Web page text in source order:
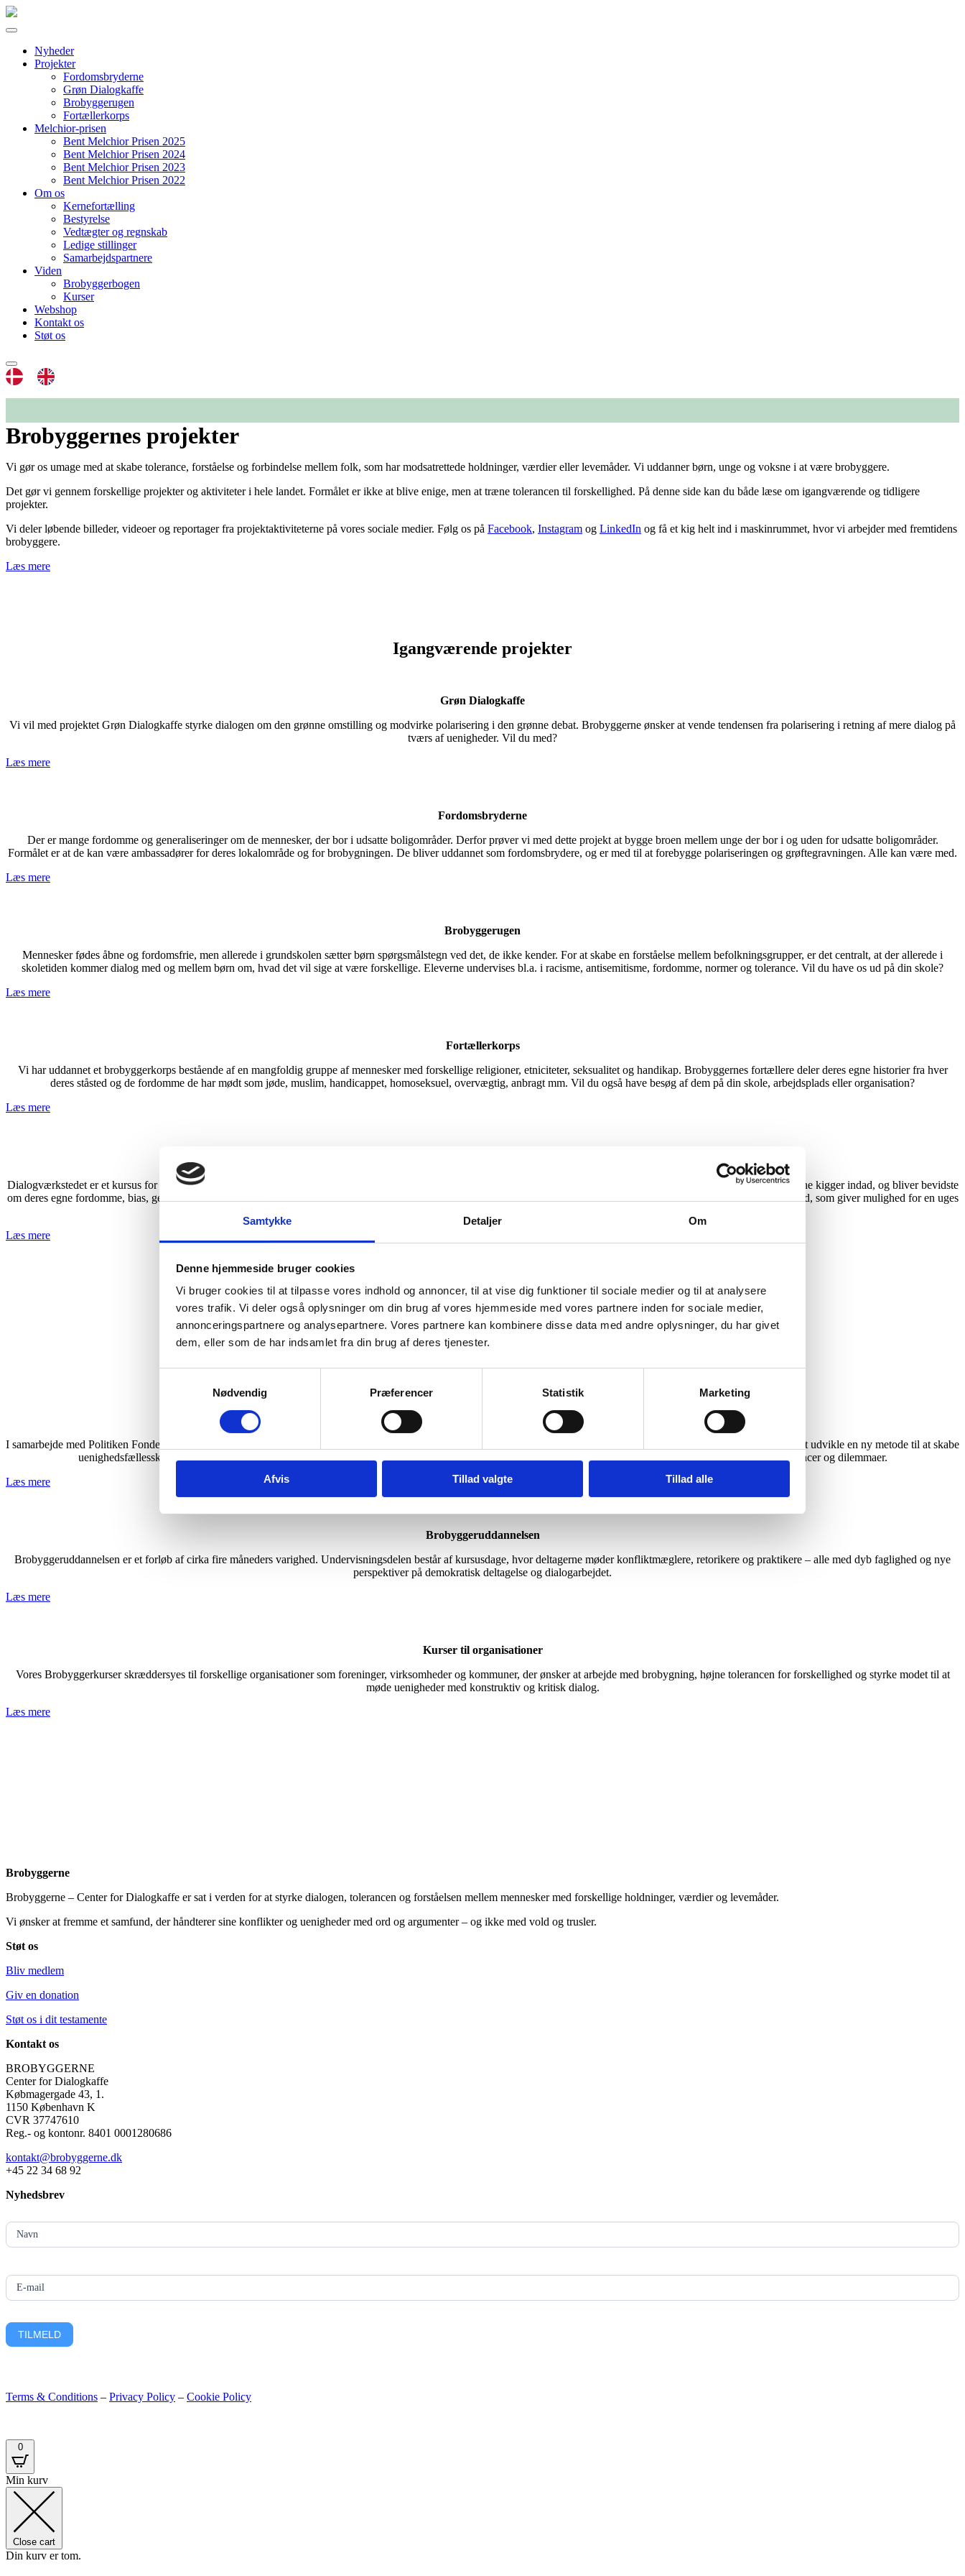
Samtykke Detaljer Om
Denne hjemmeside bruger cookies
Vi bruger cookies til at tilpasse vores indhold og annoncer, til at vise dig funktioner til sociale medier og til at analysere
vores trafik. Vi deler også oplysninger om din brug af vores hjemmeside med vores partnere inden for sociale medier,
annonceringspartnere og analysepartnere. Vores partnere kan kombinere disse data med andre oplysninger, du har givet
dem, eller som de har indsamlet fra din brug af deres tjenester.
Nødvendig
Præferencer Statistik Marketing
Afvis Tillad valgte Tillad alle
Nyheder
Projekter
Fordomsbryderne
Grøn Dialogkaffe
Brobyggerugen
Fortællerkorps
Melchior-prisen
Bent Melchior Prisen 2025
Bent Melchior Prisen 2024
Bent Melchior Prisen 2023
Bent Melchior Prisen 2022
Om os
Kernefortælling
Bestyrelse
Vedtægter og regnskab
Ledige stillinger
Samarbejdspartnere
Viden
Brobyggerbogen
Kurser
Webshop
Kontakt os
Støt os
Brobyggernes projekter
Vi gør os umage med at skabe tolerance, forståelse og forbindelse mellem folk, som har modsatrettede holdninger, værdier eller levemåder. Vi uddanner børn, unge og voksne i at være brobyggere.
Det gør vi gennem forskellige projekter og aktiviteter i hele landet. Formålet er ikke at blive enige, men at træne tolerancen til forskellighed. På denne side kan du både læse om igangværende og tidligere
projekter.
Vi deler løbende billeder, videoer og reportager fra projektaktiviteterne på vores sociale medier. Følg os på Facebook, Instagram og LinkedIn og få et kig helt ind i maskinrummet, hvor vi arbejder med fremtidens
brobyggere.
Læs mere
Igangværende projekter
Grøn Dialogkaffe
Vi vil med projektet Grøn Dialogkaffe styrke dialogen om den grønne omstilling og modvirke polarisering i den grønne debat. Brobyggerne ønsker at vende tendensen fra polarisering i retning af mere dialog på
tværs af uenigheder. Vil du med?
Læs mere
Fordomsbryderne
Der er mange fordomme og generaliseringer om de mennesker, der bor i udsatte boligområder. Derfor prøver vi med dette projekt at bygge broen mellem unge der bor i og uden for udsatte boligområder.
Formålet er at de kan være ambassadører for deres lokalområde og for brobygningen. De bliver uddannet som fordomsbrydere, og er med til at forebygge polariseringen og grøftegravningen. Alle kan være med.
Læs mere
Brobyggerugen
Mennesker fødes åbne og fordomsfrie, men allerede i grundskolen sætter børn spørgsmålstegn ved det, de ikke kender. For at skabe en forståelse mellem befolkningsgrupper, er det centralt, at der allerede i
skoletiden kommer dialog med og mellem børn om, hvad det vil sige at være forskellige. Eleverne undervises bl.a. i racisme, antisemitisme, fordomme, normer og tolerance. Vil du have os ud på din skole?
Læs mere
Fortællerkorps
Vi har uddannet et brobyggerkorps bestående af en mangfoldig gruppe af mennesker med forskellige religioner, etniciteter, seksualitet og handikap. Brobyggernes fortællere deler deres egne historier fra hver
deres ståsted og de fordomme de har mødt som jøde, muslim, handicappet, homoseksuel, overvægtig, anbragt mm. Vil du også have besøg af dem på din skole, arbejdsplads eller organisation?
Læs mere
Dialogværkstedet er et kursus for grundskolelærere, der ønsker kompetencer i at styrke dialogen og skabe rum for samtale om svære emner i klasseværelset. Formålet er at lærerne kigger indad, og bliver bevidste
om deres egne fordomme, bias, generaliseringer og dialogiske kompetencer. Efter kurset er lærerne klædt på til at anvende Brobyggerugens undervisningsmaterialer på egen hånd, som giver mulighed for en uges
Læs mere
Tidligere projekter
I samarbejde med Politiken Fonden inviterede vi i efteråret 2020 toneangivende opinionsdannere til at gentænke måden, vi diskuterer i de debatter, som splitter os. Formålet var at udvikle en ny metode til at skabe
uenighedsfællesskaber, hvor fokus var på det, der samler os. Brobyggerprincipperne skabte et inkluderende og engagerende publikum, hvor der var plads til nuancer og dilemmaer.
Læs mere
Brobyggeruddannelsen
Brobyggeruddannelsen er et forløb af cirka fire måneders varighed. Undervisningsdelen består af kursusdage, hvor deltagerne møder konfliktmæglere, retorikere og praktikere – alle med dyb faglighed og nye
perspektiver på demokratisk deltagelse og dialogarbejdet.
Læs mere
Kurser til organisationer
Vores Brobyggerkurser skræddersyes til forskellige organisationer som foreninger, virksomheder og kommuner, der ønsker at arbejde med brobygning, højne tolerancen for forskellighed og styrke modet til at
møde uenigheder med konstruktiv og kritisk dialog.
Læs mere
Brobyggerne
Brobyggerne – Center for Dialogkaffe er sat i verden for at styrke dialogen, tolerancen og forståelsen mellem mennesker med forskellige holdninger, værdier og levemåder.
Vi ønsker at fremme et samfund, der håndterer sine konflikter og uenigheder med ord og argumenter – og ikke med vold og trusler.​
Støt os
Bliv medlem
Giv en donation
Støt os i dit testamente
Kontakt os
BROBYGGERNE
Center for Dialogkaffe
Købmagergade 43, 1.
1150 København K
CVR 37747610
Reg.- og kontonr. 8401 0001280686
kontakt@brobyggerne.dk
+45 22 34 68 92
Nyhedsbrev
-
Footer
Navn
E-mail
TILMELD
Terms & Conditions – Privacy Policy – Cookie Policy
0
Min kurv
Close cart
Din kurv er tom.